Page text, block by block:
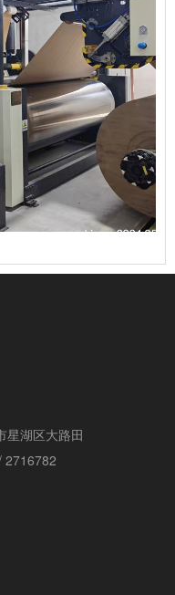
星湖区大路田
2716782